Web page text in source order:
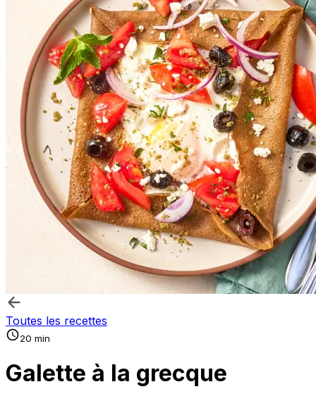
Toutes les recettes
20 min
Galette à la grecque